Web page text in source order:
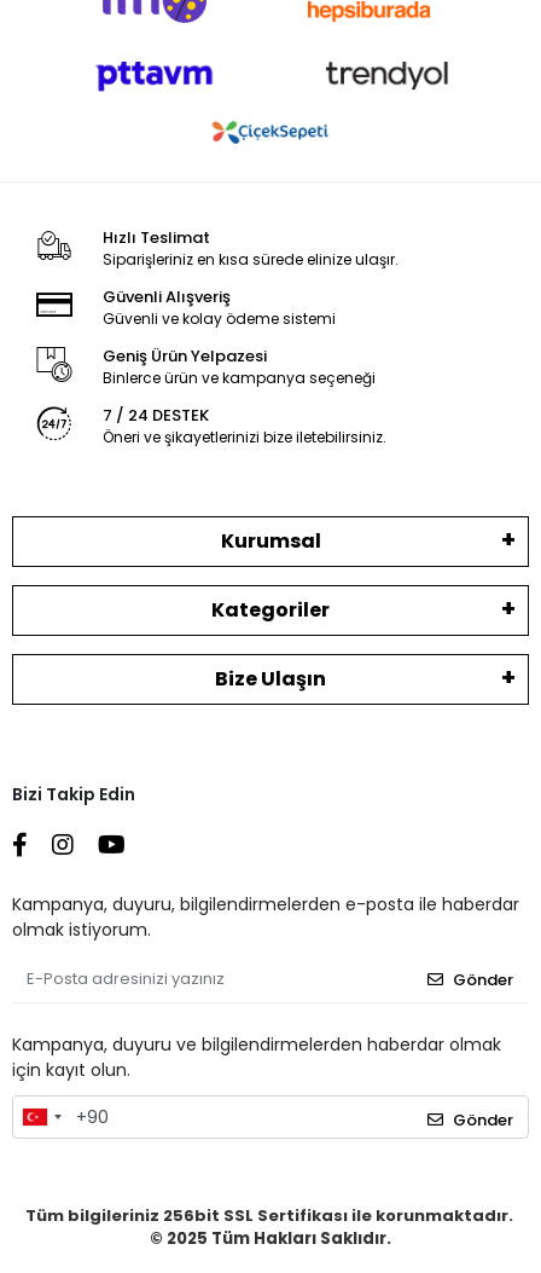
Hızlı Teslimat
Siparişleriniz en kısa sürede elinize ulaşır.
Güvenli Alışveriş
Güvenli ve kolay ödeme sistemi
Geniş Ürün Yelpazesi
Binlerce ürün ve kampanya seçeneği
7 / 24 DESTEK
Öneri ve şikayetlerinizi bize iletebilirsiniz.
Kurumsal
Kategoriler
Bize Ulaşın
Bizi Takip Edin
Kampanya, duyuru, bilgilendirmelerden e-posta ile haberdar
olmak istiyorum.
Gönder
Kampanya, duyuru ve bilgilendirmelerden haberdar olmak
için kayıt olun.
Gönder
Tüm bilgileriniz 256bit SSL Sertifikası ile korunmaktadır.
© 2025 Tüm Hakları Saklıdır.